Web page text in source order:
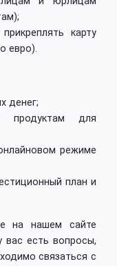
карту
евро).
денег;
продуктам для
режиме
план и
на нашем сайте
вас есть вопросы,
связаться с